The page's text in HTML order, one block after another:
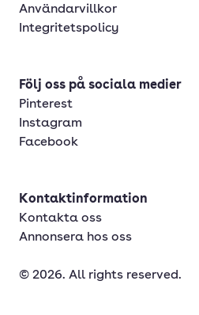
Användarvillkor
Integritetspolicy
Följ oss på sociala medier
Pinterest
Instagram
Facebook
Kontaktinformation
Kontakta oss
Annonsera hos oss
© 2026. All rights reserved.